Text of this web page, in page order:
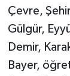
Çevre,
Gülgür,
Demir,
Bayer,